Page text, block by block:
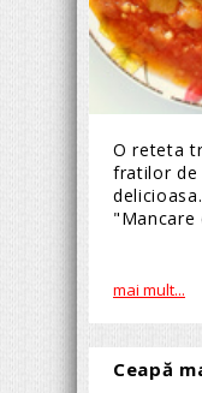
O reteta
fratilor de
"Mancare
mai mult...
Ceapă